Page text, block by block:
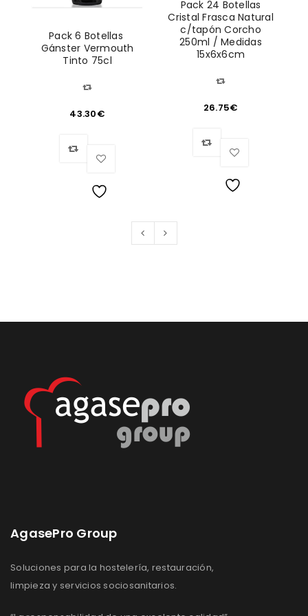
Pack 6 Botellas
Gánster Vermouth
Tinto 75cl
43.30€
Pack 24 Botellas
Cristal Frasca Natural
c/tapón Corcho
250ml / Medidas
15x6x6cm
26.75€
AgasePro Group
Soluciones para la hostelería, restauración,
limpieza y servicios sociosanitarios.